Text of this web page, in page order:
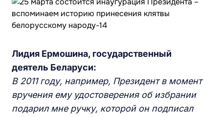
Лидия Ермошина, государственный
деятель Беларуси:
В 2011 году, например, Президент в момент
вручения ему удостоверения об избрании
подарил мне ручку, которой он подписал